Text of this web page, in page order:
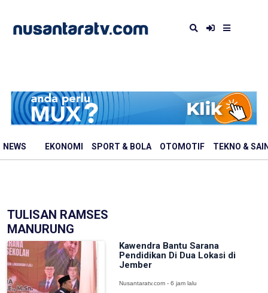
NEWS EKONOMI SPORT & BOLA OTOMOTIF TEKNO &
TULISAN RAMSES
MANURUNG
Kawendra Bantu Sarana
Pendidikan Di Dua Lokasi di
Jember
Nusantaratv.com - 6 jam lalu